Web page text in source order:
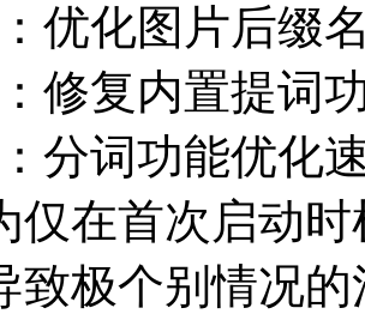
：优化图片后缀
：修复内置提词
：分词功能优化
仅在首次启动
致极个别情况